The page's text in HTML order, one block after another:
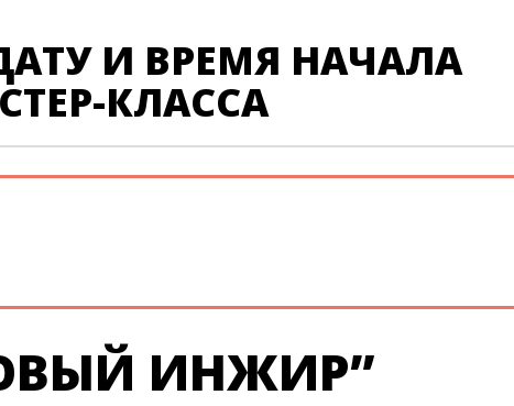
И ВРЕМЯ НАЧАЛА
КЛАССА
ИНЖИР”